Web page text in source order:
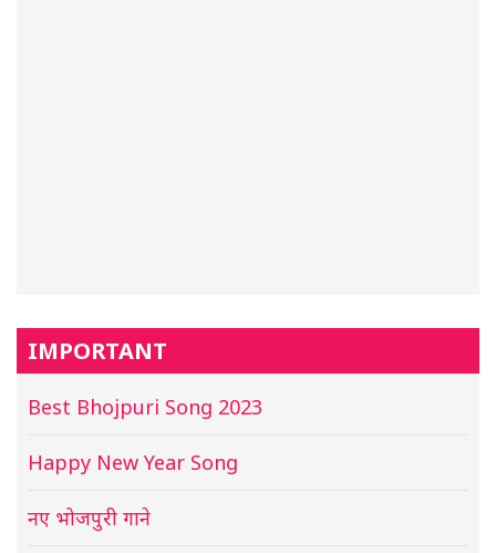
IMPORTANT
Best Bhojpuri Song 2023
Happy New Year Song
नए भोजपुरी गाने